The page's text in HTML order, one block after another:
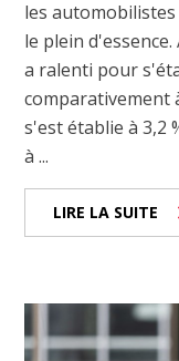
les
le plein
a ralenti pour
comparativement
s'est établie à 3,2
à ...
LIRE LA SUITE